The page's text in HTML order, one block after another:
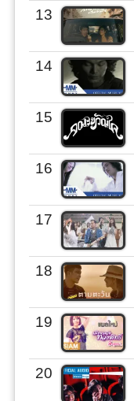
13
14
15
16
17
18
19
20